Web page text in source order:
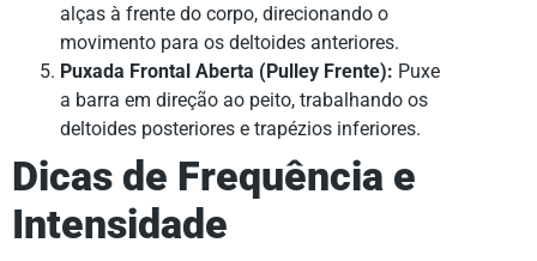
alças à frente do corpo, direcionando o
movimento para os deltoides anteriores.
Puxada Frontal Aberta (Pulley Frente): Puxe
a barra em direção ao peito, trabalhando os
deltoides posteriores e trapézios inferiores.
Dicas de Frequência e
Intensidade